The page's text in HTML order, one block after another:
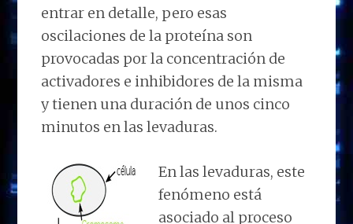
entrar en detalle, pero esas
oscilaciones de la proteína son
provocadas por la concentración de
activadores e inhibidores de la misma
y tienen una duración de unos cinco
minutos en las levaduras.
En las levaduras, este
fenómeno está
asociado al proceso